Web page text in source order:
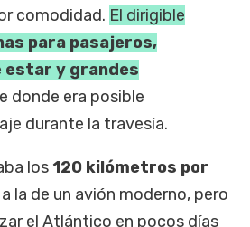
comodidad. El dirigible
para pasajeros,
estar y grandes
donde era posible
durante la travesía.
los 120 kilómetros por
la de un avión moderno, pero
el Atlántico en pocos días